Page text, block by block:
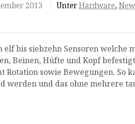
2013 / UnterHardware,
elf bis siebzehn Sensoren welche
Beinen, Hüfte und Kopf
Rotation sowie Bewegungen. So
werden und das ohne mehrere